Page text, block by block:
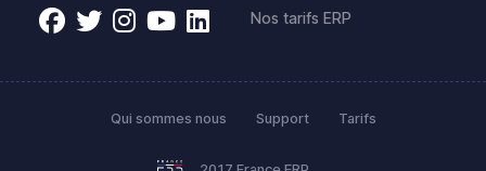
Nos tarifs ERP
Qui sommes nous Support Tarifs